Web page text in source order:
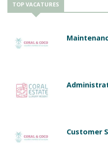
TOP VACATURES
Customer